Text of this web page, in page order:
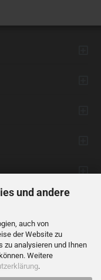
und andere
auch von
der Website zu
zu analysieren und Ihnen
Weitere
.